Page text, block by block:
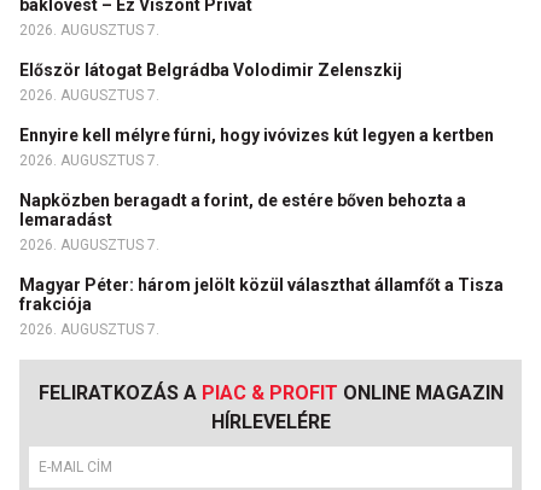
baklövést – Ez Viszont Privát
2026. AUGUSZTUS 7.
Először látogat Belgrádba Volodimir Zelenszkij
2026. AUGUSZTUS 7.
Ennyire kell mélyre fúrni, hogy ivóvizes kút legyen a kertben
2026. AUGUSZTUS 7.
Napközben beragadt a forint, de estére bőven behozta a
lemaradást
2026. AUGUSZTUS 7.
Magyar Péter: három jelölt közül választhat államfőt a Tisza
frakciója
2026. AUGUSZTUS 7.
FELIRATKOZÁS A PIAC & PROFIT ONLINE MAGAZIN
HÍRLEVELÉRE